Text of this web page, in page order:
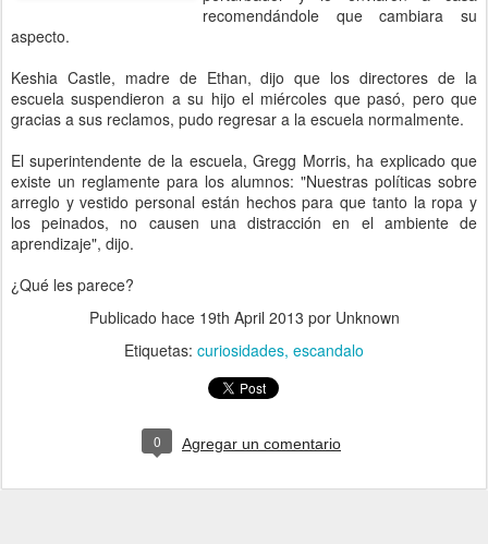
recomendándole que cambiara su
aspecto.
Keshia Castle, madre de Ethan, dijo que los directores de la
escuela suspendieron a su hijo el miércoles que pasó, pero que
gracias a sus reclamos, pudo regresar a la escuela normalmente.
El superintendente de la escuela, Gregg Morris, ha explicado que
existe un reglamente para los alumnos: "Nuestras políticas sobre
arreglo y vestido personal están hechos para que tanto la ropa y
los peinados, no causen una distracción en el ambiente de
aprendizaje", dijo.
¿Qué les parece?
Publicado hace 19th April 2013 por Unknown
Etiquetas: curiosidades escandalo
0 Agregar un comentario